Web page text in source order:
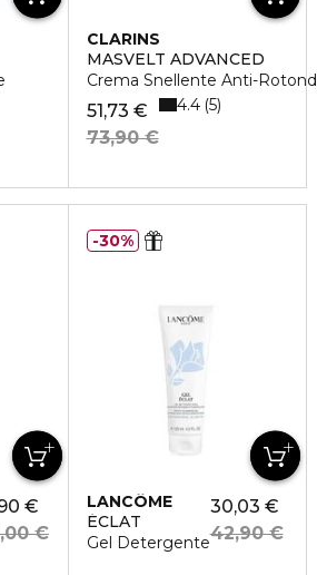
CLARINS
MASVELT ADVANCED
Crema Snellente Anti-
51,73 €
73,90 €
4.4 5
€
€
LANCÔME
ÉCLAT
Gel Detergente
30,03 €
42,90 €
30%